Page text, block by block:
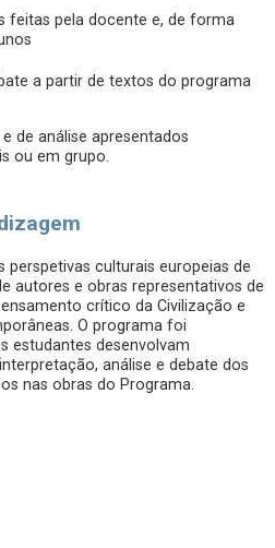
feitas pela docente e, de forma
a partir de textos do programa
de análise apresentados
ou em grupo.
perspetivas culturais europeias de
autores e obras representativos de
crítico da Civilização e
O programa foi
estudantes desenvolvam
análise e debate dos
nas obras do Programa.